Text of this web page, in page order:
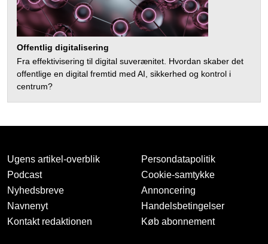
Offentlig digitalisering
Fra effektivisering til digital suverænitet. Hvordan skaber det
offentlige en digital fremtid med AI, sikkerhed og kontrol i
centrum?
Ugens artikel-overblik
Podcast
Nyhedsbreve
Navnenyt
Kontakt redaktionen
Persondatapolitik
Cookie-samtykke
Annoncering
Handelsbetingelser
Køb abonnement